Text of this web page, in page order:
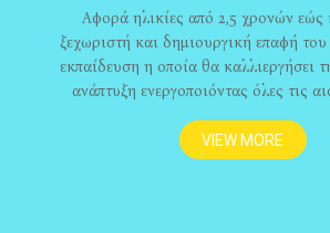
Αφορά ηλικίες από 2,5 χρονών
ξεχωριστή και δημιουργική επαφή
εκπαίδευση η οποία θα καλλιεργήσει
ανάπτυξη ενεργοποιόντας όλες τις
VIEW MORE